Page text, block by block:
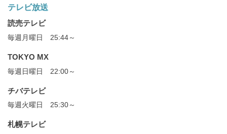
テレビ放送
読売テレビ
毎週月曜日 25:44～
TOKYO MX
毎週日曜日 22:00～
チバテレビ
毎週火曜日 25:30～
札幌テレビ